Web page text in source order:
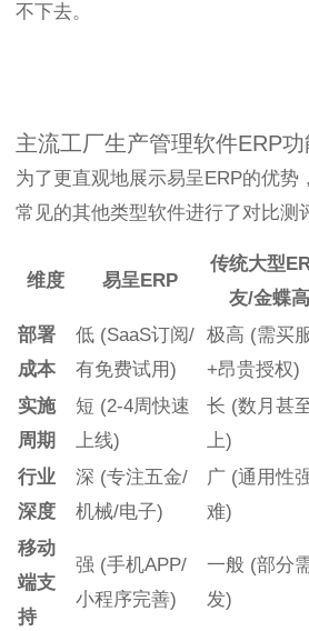
不下去。
主流工厂生产管理软件ERP
为了更直观地展示易呈ERP的优势
常见的其他类型软件进行了对比测
维度 易呈ERP
传统大型
友/金蝶
部署
成本
低 (SaaS订阅/
有免费试用)
极高 (需买
+昂贵授权)
实施
周期
短 (2-4周快速
上线)
长 (数月甚
上)
行业
深度
深 (专注五金/
机械/电子)
广 (通用性
难)
移动
端支
持
强 (手机APP/
小程序完善)
一般 (部分
发)